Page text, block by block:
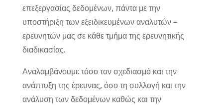
επεξεργασίας δεδομένων, πάντα με την
υποστήριξη των εξειδικευμένων αναλυτών –
ερευνητών μας σε κάθε τμήμα της ερευνητικής
διαδικασίας.
Αναλαμβάνουμε τόσο τον σχεδιασμό και την
ανάπτυξη της έρευνας, όσο τη συλλογή και την
ανάλυση των δεδομένων καθώς και την